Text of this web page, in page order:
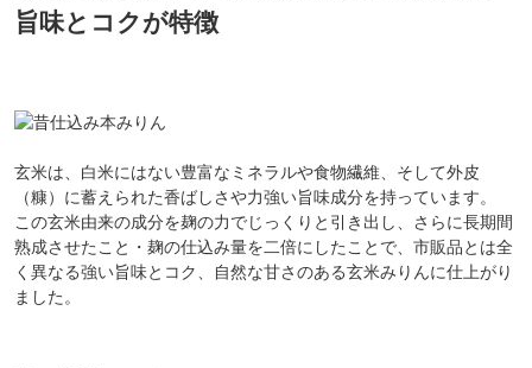
旨味とコクが特徴
玄米は、白米にはない豊富なミネラルや食物繊維、そして外皮
（糠）に蓄えられた香ばしさや力強い旨味成分を持っています。
この玄米由来の成分を麹の力でじっくりと引き出し、さらに長期間
熟成させたこと・麹の仕込み量を二倍にしたことで、市販品とは全
く異なる強い旨味とコク、自然な甘さのある玄米みりんに仕上がり
ました。